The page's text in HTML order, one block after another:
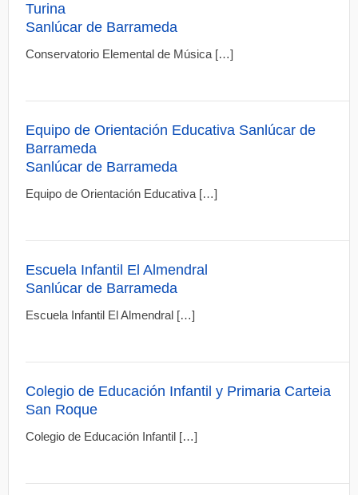
Turina
Sanlúcar de Barrameda
Conservatorio Elemental de Música […]
Equipo de Orientación Educativa Sanlúcar de
Barrameda
Sanlúcar de Barrameda
Equipo de Orientación Educativa […]
Escuela Infantil El Almendral
Sanlúcar de Barrameda
Escuela Infantil El Almendral […]
Colegio de Educación Infantil y Primaria Carteia
San Roque
Colegio de Educación Infantil […]